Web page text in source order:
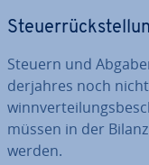
Steuern und
der­jah­res noch
müssen in der
werden.